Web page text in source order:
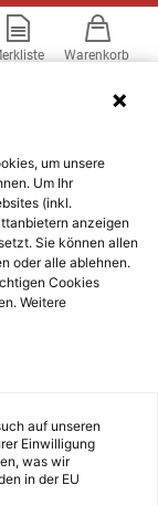
Warenkorb
um unsere
Um Ihr
(inkl.
anzeigen
Sie können allen
oder alle ablehnen.
Cookies
Weitere
auf unseren
Einwilligung
was wir
in der EU